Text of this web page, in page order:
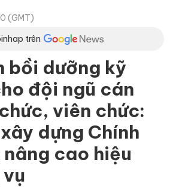
(GMT)
trên
bồi dưỡng kỹ
đội ngũ cán
viên chức:
dựng Chính
nâng cao hiệu